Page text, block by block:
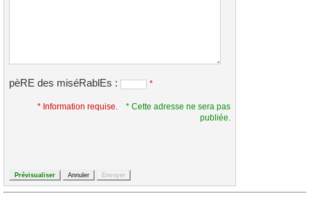
pèRE des miséRablEs : *
* Information requise.
* Cette adresse ne sera pas
publiée.